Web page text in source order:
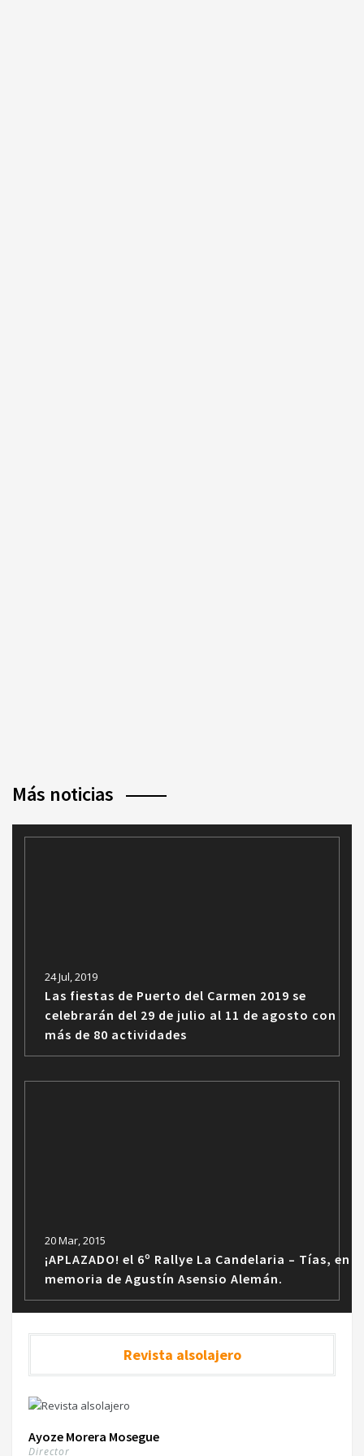
Más noticias
24 Jul, 2019
Las fiestas de Puerto del Carmen 2019 se
celebrarán del 29 de julio al 11 de agosto con
más de 80 actividades
20 Mar, 2015
¡APLAZADO! el 6º Rallye La Candelaria – Tías, en
memoria de Agustín Asensio Alemán.
Revista alsolajero
Ayoze Morera Mosegue
Director